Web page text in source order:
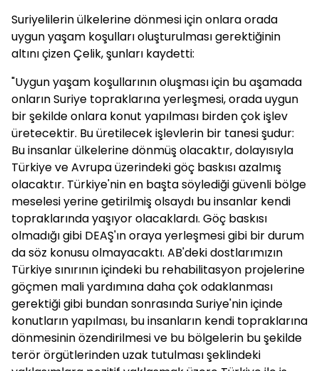
Suriyelilerin ülkelerine dönmesi için onlara orada
uygun yaşam koşulları oluşturulması gerektiğinin
altını çizen Çelik, şunları kaydetti:
"Uygun yaşam koşullarının oluşması için bu aşamada
onların Suriye topraklarına yerleşmesi, orada uygun
bir şekilde onlara konut yapılması birden çok işlev
üretecektir. Bu üretilecek işlevlerin bir tanesi şudur:
Bu insanlar ülkelerine dönmüş olacaktır, dolayısıyla
Türkiye ve Avrupa üzerindeki göç baskısı azalmış
olacaktır. Türkiye'nin en başta söylediği güvenli bölge
meselesi yerine getirilmiş olsaydı bu insanlar kendi
topraklarında yaşıyor olacaklardı. Göç baskısı
olmadığı gibi DEAŞ'ın oraya yerleşmesi gibi bir durum
da söz konusu olmayacaktı. AB'deki dostlarımızın
Türkiye sınırının içindeki bu rehabilitasyon projelerine
göçmen mali yardımına daha çok odaklanması
gerektiği gibi bundan sonrasında Suriye'nin içinde
konutların yapılması, bu insanların kendi topraklarına
dönmesinin özendirilmesi ve bu bölgelerin bu şekilde
terör örgütlerinden uzak tutulması şeklindeki